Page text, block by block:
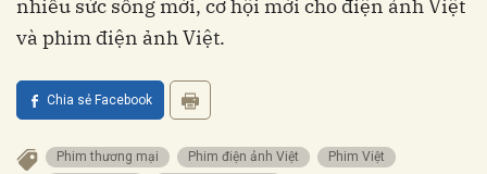
nhiều sức sống mới, cơ hội mới cho điện ảnh Việt
và phim điện ảnh Việt.
Chia sẻ Facebook
Phim thương mại Phim điện ảnh Việt
Phim Việt